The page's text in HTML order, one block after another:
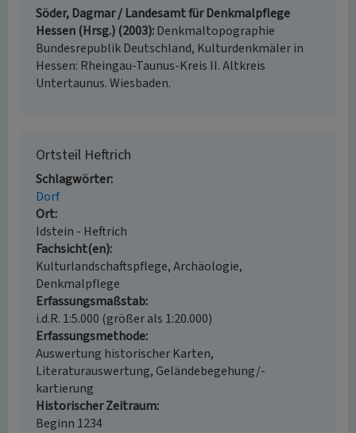
Söder, Dagmar / Landesamt für Denkmalpflege
Hessen (Hrsg.) (2003) Denkmaltopographie
Bundesrepublik Deutschland, Kulturdenkmäler in
Hessen: Rheingau-Taunus-Kreis II. Altkreis
Untertaunus. Wiesbaden.
Ortsteil Heftrich
Schlagwörter
Dorf
Ort
Idstein - Heftrich
Fachsicht(en)
Kulturlandschaftspflege, Archäologie,
Denkmalpflege
Erfassungsmaßstab
i.d.R. 1:5.000 (größer als 1:20.000)
Erfassungsmethode
Auswertung historischer Karten,
Literaturauswertung, Geländebegehung/-
kartierung
Historischer Zeitraum
Beginn 1234